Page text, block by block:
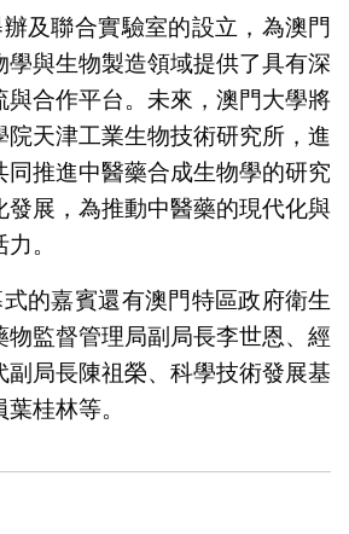
及聯合實驗室的設立，為澳門
學與生物製造領域提供了具有深
與合作平台。未來，澳門大學將
院天津工業生物技術研究所，進
同推進中醫藥合成生物學的研究
發展，為推動中醫藥的現代化與
。
的嘉賓還有澳門特區政府衛生
物監督管理局副局長李世恩、經
副局長陳祖榮、科學技術發展基
桂林等。